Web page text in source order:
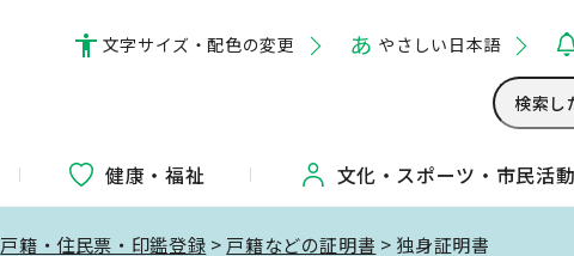
文字サイズ・配色の変更 やさしい日本語
健康・福祉 文化・ スポーツ・ 市民活動
戸籍・住民票・印鑑登録 > 戸籍などの証明書 > 独身証明書